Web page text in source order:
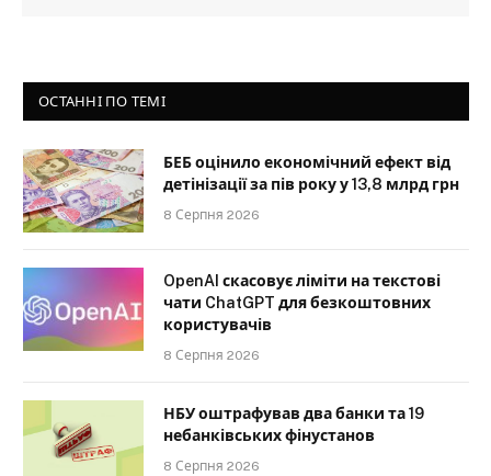
ОСТАННІ ПО ТЕМІ
БЕБ оцінило економічний ефект від
детінізації за пів року у 13,8 млрд грн
8 Серпня 2026
OpenAI скасовує ліміти на текстові
чати ChatGPT для безкоштовних
користувачів
8 Серпня 2026
НБУ оштрафував два банки та 19
небанківських фінустанов
8 Серпня 2026